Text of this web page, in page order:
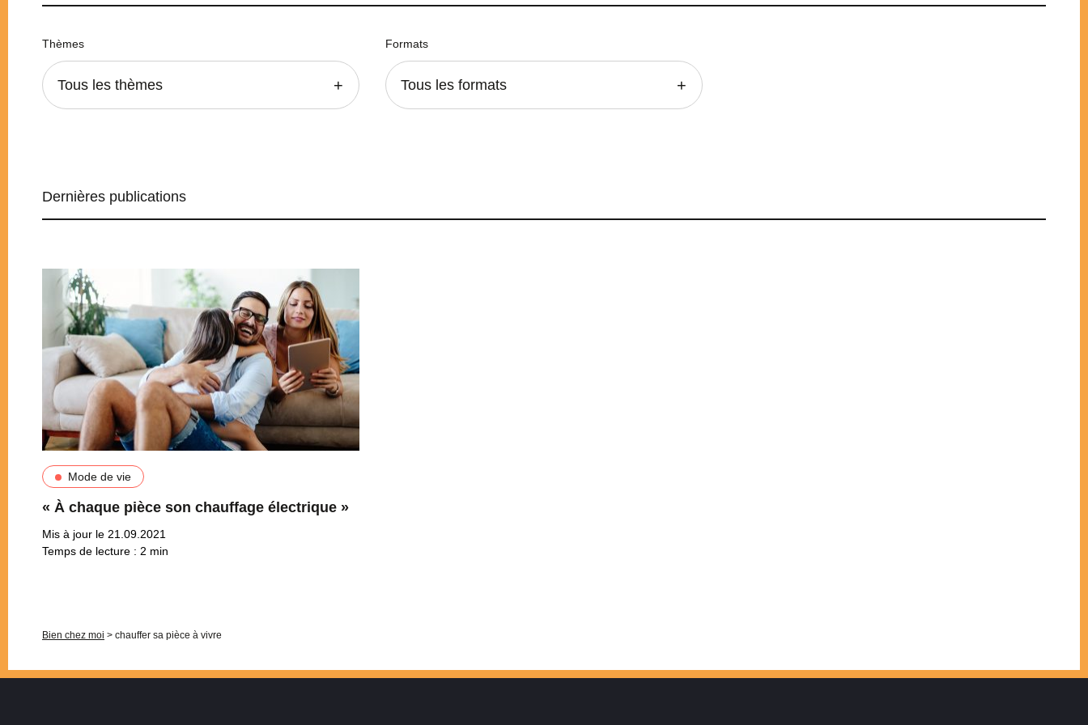
Thèmes
Tous les thèmes
Formats
Tous les formats
Dernières publications
Mode de vie
« À chaque pièce son chauffage électrique »
Mis à jour le 21.09.2021
Temps de lecture : 2 min
Bien chez moi > chauffer sa pièce à vivre